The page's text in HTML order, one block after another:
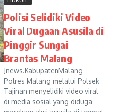
Polisi Selidiki Video
Viral Dugaan Asusila di
Pinggir Sungai
Brantas Malang
Jnews.KabupatenMalang –
Polres Malang melalui Polsek
Tajinan menyelidiki video viral
di media sosial yang diduga